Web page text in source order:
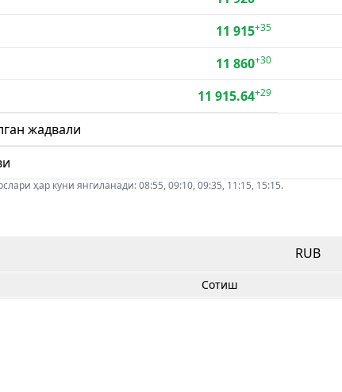
11 915+35
11 860+30
11 915.64+29
жадвали
ҳар куни янгиланади: 08:55, 09:10, 09:35, 11:15, 15:15.
RUB
Сотиш